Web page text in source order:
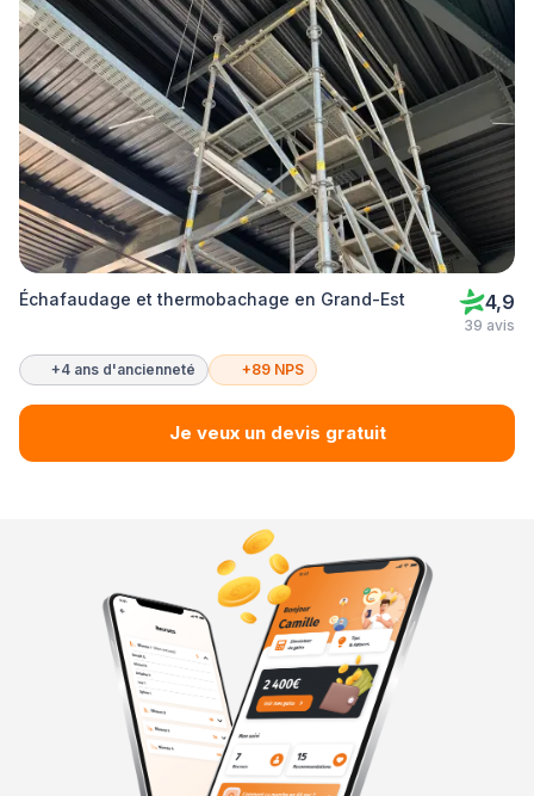
Échafaudage et thermobachage en Grand-Est 4,9
39 avis
+4 ans d'ancienneté +89 NPS
Je veux un devis gratuit